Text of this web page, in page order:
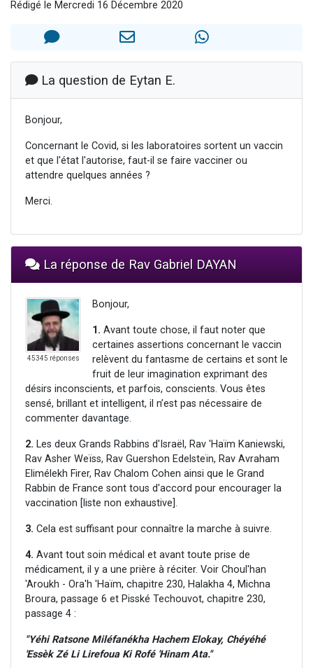
30 personnes viennent de faire un don pour Sauvez la jambe de Yohan
12 nouvelles musiques dans Torah-Box Music
29 personnes viennent de demander une bénédiction
Rédigé le Mercredi 16 Décembre 2020
La question de Eytan E.
Bonjour,
Concernant le Covid, si les laboratoires sortent un vaccin
et que l'état l'autorise, faut-il se faire vacciner ou
attendre quelques années ?
Merci.
La réponse de Rav Gabriel DAYAN
45345 réponses
Bonjour,
1. Avant toute chose, il faut noter que
certaines assertions concernant le vaccin
relèvent du fantasme de certains et sont le
fruit de leur imagination exprimant des
désirs inconscients, et parfois, conscients. Vous êtes
sensé, brillant et intelligent, il n’est pas nécessaire de
commenter davantage.
2. Les deux Grands Rabbins d'Israël, Rav 'Haïm Kaniewski,
Rav Asher Weïss, Rav Guershon Edelsteïn, Rav Avraham
Elimélekh Firer, Rav Chalom Cohen ainsi que le Grand
Rabbin de France sont tous d'accord pour encourager la
vaccination [liste non exhaustive].
3. Cela est suffisant pour connaître la marche à suivre.
4. Avant tout soin médical et avant toute prise de
médicament, il y a une prière à réciter. Voir Choul'han
'Aroukh - Ora'h 'Haïm, chapitre 230, Halakha 4, Michna
Broura, passage 6 et Pisské Techouvot, chapitre 230,
passage 4 :
"Yéhi Ratsone Miléfanékha Hachem Elokay, Chéyéhé
'Essèk Zé Li Lirefoua Ki Rofé 'Hinam Ata."